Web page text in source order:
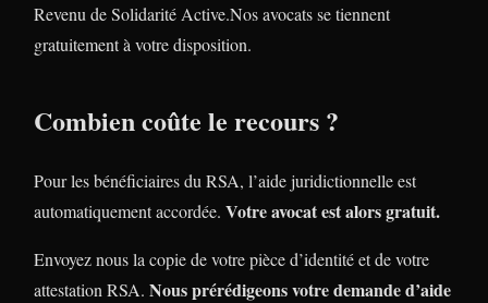
Revenu de Solidarité Active.Nos avocats se tiennent
gratuitement à votre disposition.
Combien coûte le recours ?
Pour les bénéficiaires du RSA, l’aide juridictionnelle est
automatiquement accordée. Votre avocat est alors gratuit.
Envoyez nous la copie de votre pièce d’identité et de votre
attestation RSA. Nous prérédigeons votre demande d’aide